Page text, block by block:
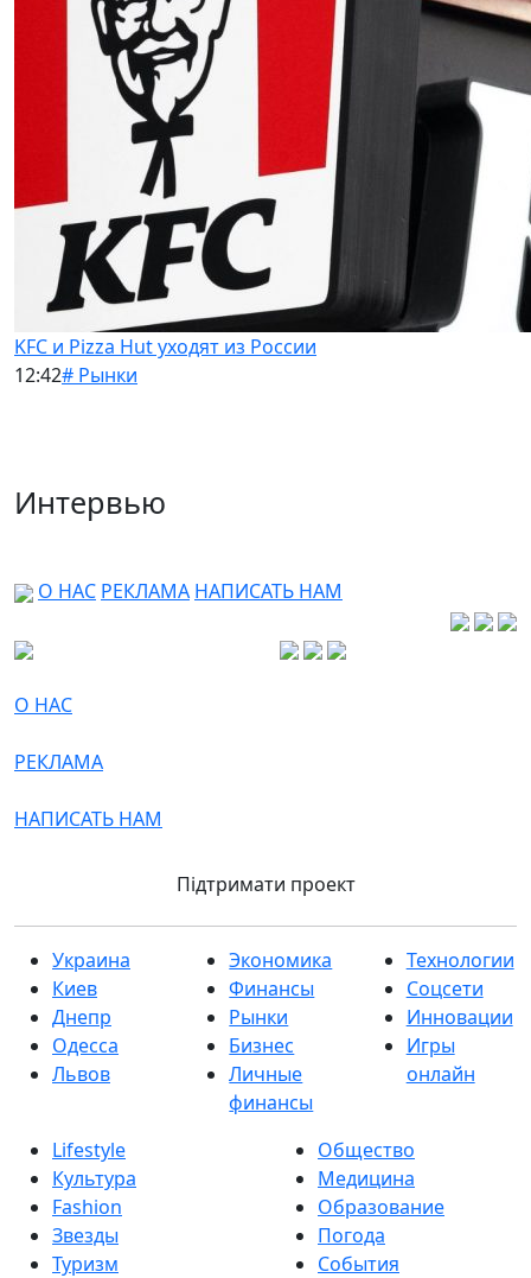
KFC и Pizza Hut уходят из России
12:42# Рынки
Интервью
О НАС РЕКЛАМА НАПИСАТЬ НАМ
О НАС
РЕКЛАМА
НАПИСАТЬ НАМ
Підтримати проект
Украина
Киев
Днепр
Одесса
Львов
Экономика
Финансы
Рынки
Бизнес
Личные
финансы
Технологии
Соцсети
Инновации
Игры
онлайн
Lifestyle
Культура
Fashion
Звезды
Туризм
Общество
Медицина
Образование
Погода
События